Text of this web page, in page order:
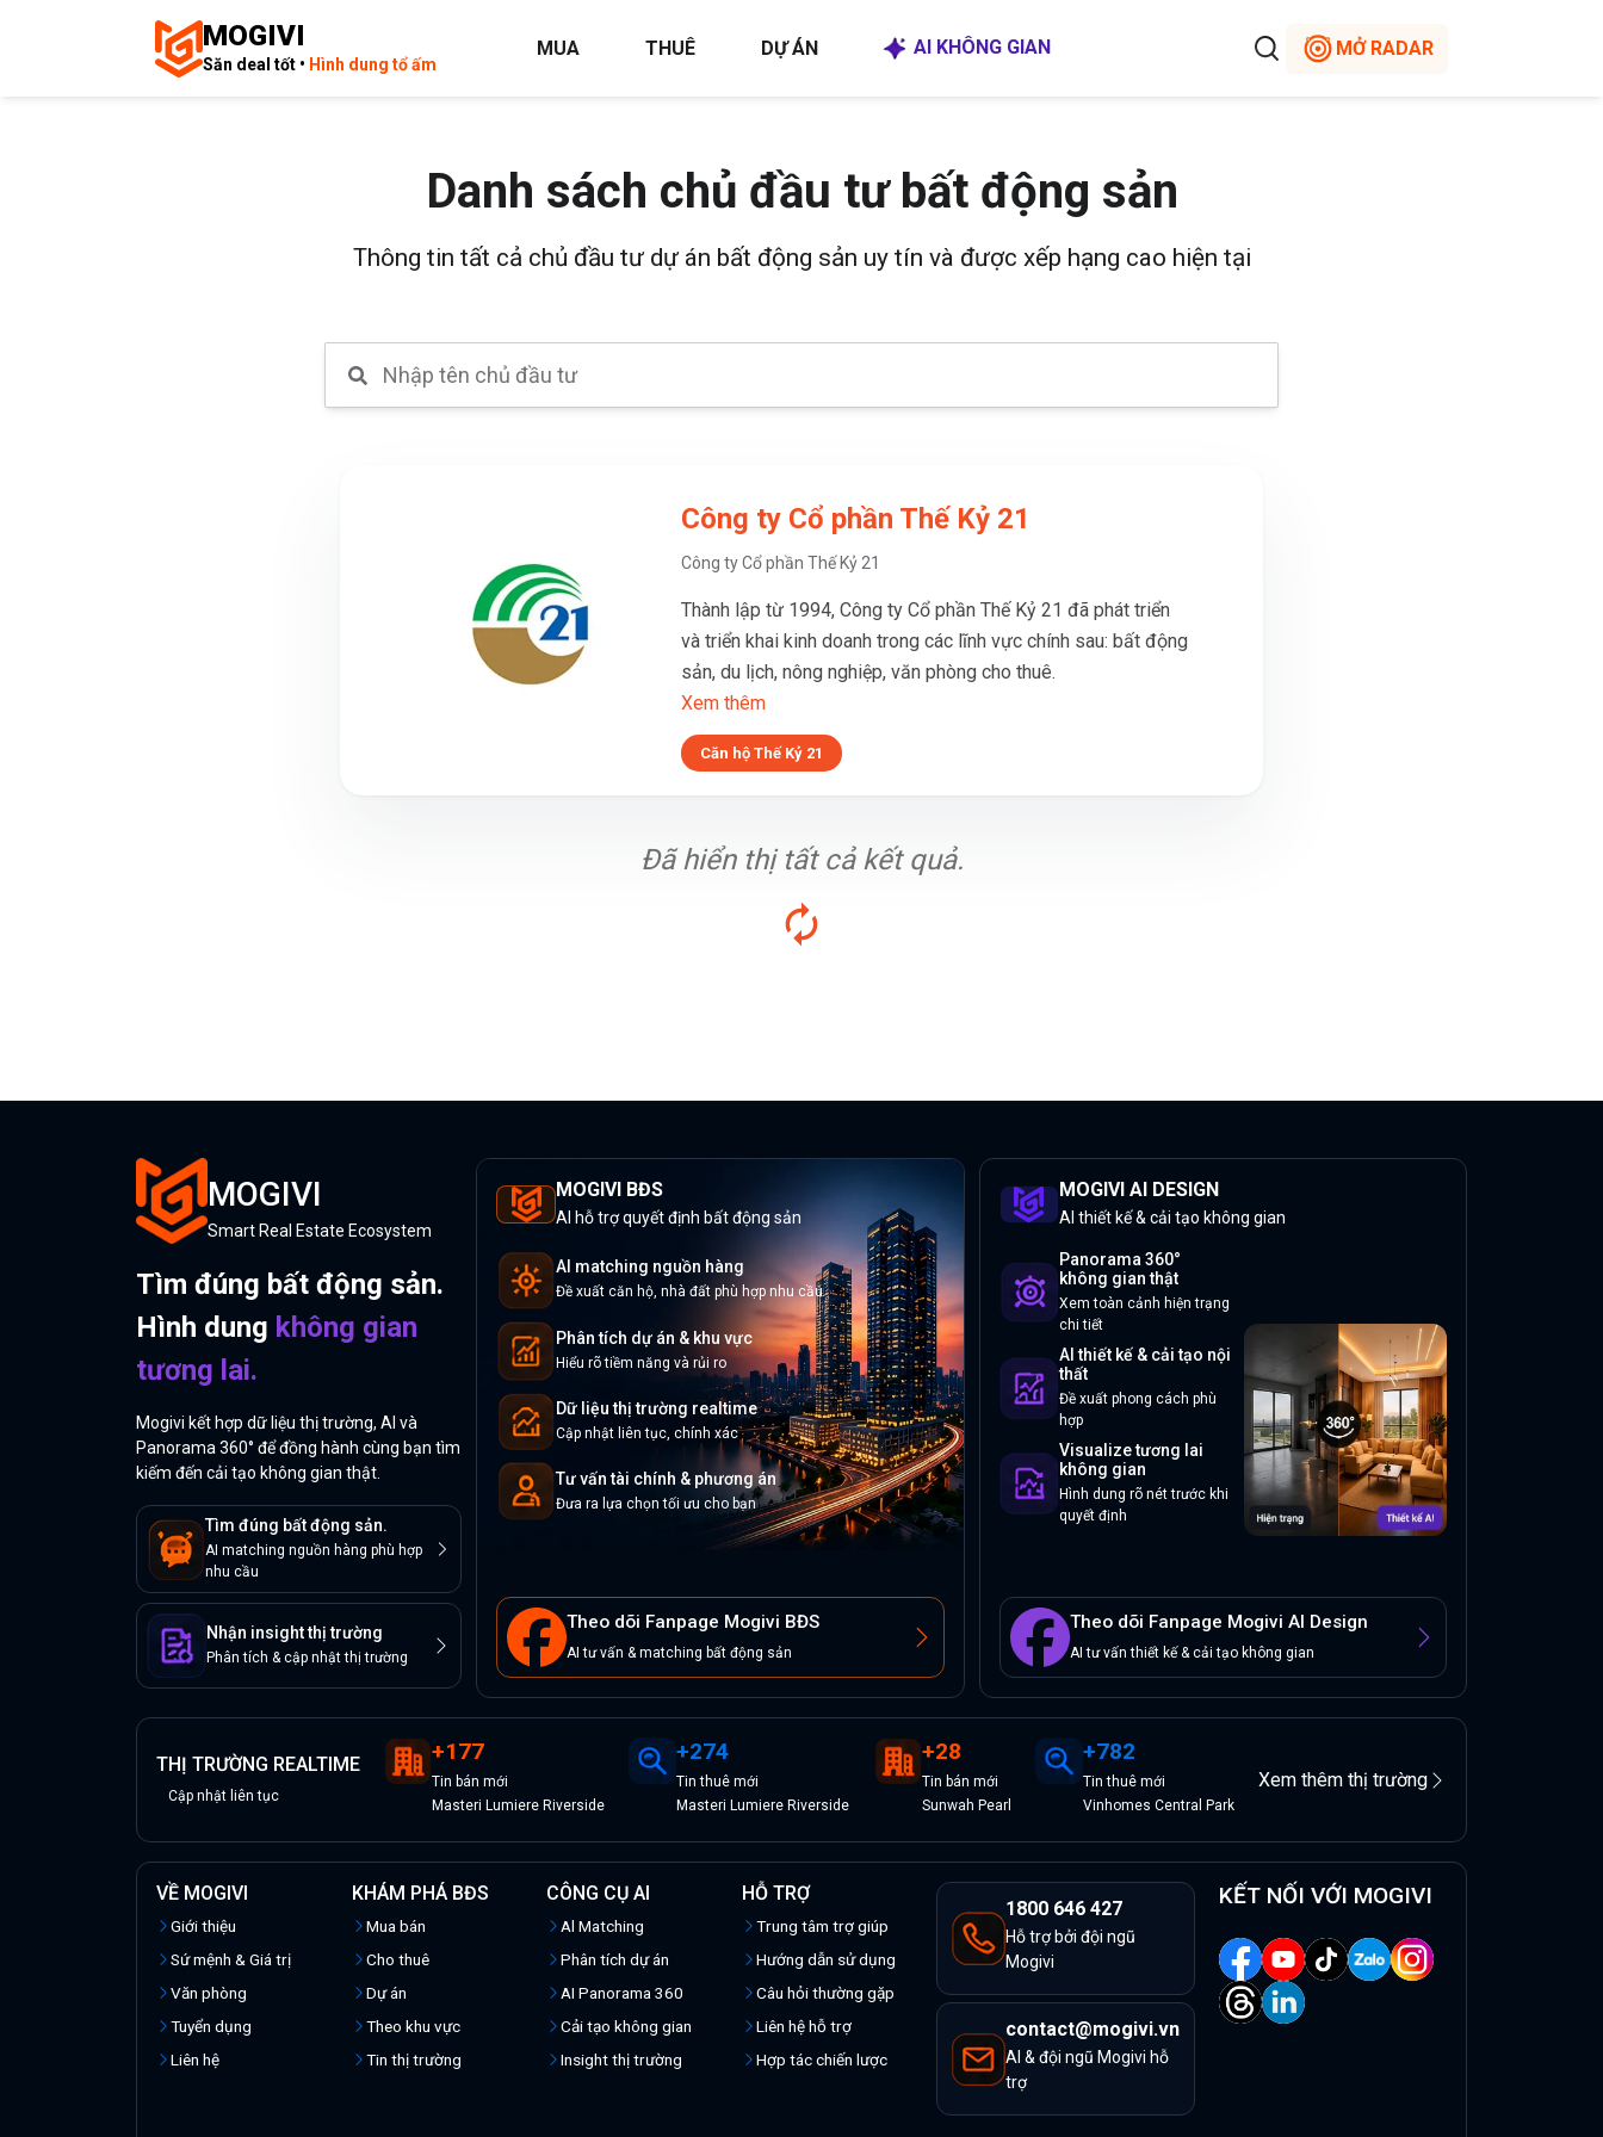
MOGIVI
Săn deal tốt • Hình dung tổ ấm
MUA THUÊ DỰ ÁN AI KHÔNG GIAN MỞ RADAR
Danh sách chủ đầu tư bất động sản
Thông tin tất cả chủ đầu tư dự án bất động sản uy tín và được xếp hạng cao hiện tại
Công ty Cổ phần Thế Kỷ 21
Công ty Cổ phần Thế Kỷ 21
Thành lập từ 1994, Công ty Cổ phần Thế Kỷ 21 đã phát triển
và triển khai kinh doanh trong các lĩnh vực chính sau: bất động
sản, du lịch, nông nghiệp, văn phòng cho thuê.
Xem thêm
Căn hộ Thế Kỷ 21
Đã hiển thị tất cả kết quả.
MOGIVI
Smart Real Estate Ecosystem
Tìm đúng bất động sản.
Hình dung không gian
tương lai.
Mogivi kết hợp dữ liệu thị trường, AI và
Panorama 360° để đồng hành cùng bạn tìm
kiếm đến cải tạo không gian thật.
Tìm đúng bất động sản.
AI matching nguồn hàng phù hợp
nhu cầu
Nhận insight thị trường
Phân tích & cập nhật thị trường
MOGIVI BĐS
AI hỗ trợ quyết định bất động sản
AI matching nguồn hàng
Đề xuất căn hộ, nhà đất phù hợp nhu cầu
Phân tích dự án & khu vực
Hiểu rõ tiềm năng và rủi ro
Dữ liệu thị trường realtime
Cập nhật liên tục, chính xác
Tư vấn tài chính & phương án
Đưa ra lựa chọn tối ưu cho bạn
Theo dõi Fanpage Mogivi BĐS
AI tư vấn & matching bất động sản
MOGIVI AI DESIGN
AI thiết kế & cải tạo không gian
Panorama 360°
không gian thật
Xem toàn cảnh hiện trạng
chi tiết
AI thiết kế & cải tạo nội
thất
Đề xuất phong cách phù
hợp
Visualize tương lai
không gian
Hình dung rõ nét trước khi
quyết định
Theo dõi Fanpage Mogivi AI Design
AI tư vấn thiết kế & cải tạo không gian
THỊ TRƯỜNG REALTIME
Cập nhật liên tục
+177
Tin bán mới
Masteri Lumiere Riverside
+274
Tinthuê mới
Masteri Lumiere Riverside
+28
Tin bán mới
Sunwah Pearl
+782
Tinthuêmới
Vinhomes Central Park
Xem thêm thị trường
VỀ MOGIVI
Giới thiệu
Sứ mệnh & Giá trị
Văn phòng
Tuyển dụng
Liên hệ
KHÁM PHÁ BĐS
Mua bán
Cho thuê
Dự án
Theo khu vực
Tin thị trường
CÔNG CỤ AI
Al Matching
Phân tích dự án
AI Panorama 360
Cải tạo không gian
Insight thị trường
HỖ TRỢ
Trung tâm trợ giúp
Hướng dẫn sử dụng
Câu hỏi thường gặp
Liên hệ hỗ trợ
Hợp tác chiến lược
1800 646 427
Hỗ trợ bởi đội ngũ
Mogivi
contact@mogivi.vn
AI & đội ngũ Mogivi hỗ
trợ
KẾT NỐI VỚI MOGIVI